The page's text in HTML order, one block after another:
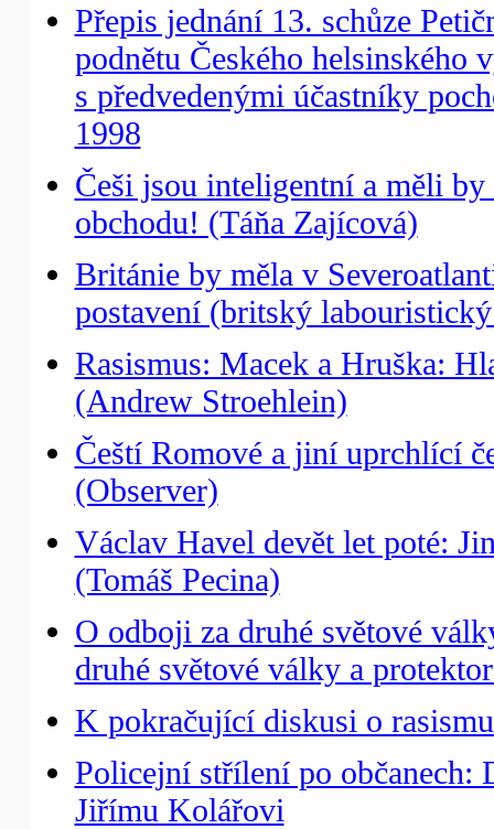
Přepis jednání 13. schůze
podnětu Českého helsinského
s předvedenými účastníky
1998
Češi jsou inteligentní a měli
obchodu! (Táňa Zajícová)
Británie by měla v
postavení (britský
Rasismus: Macek a Hruška:
(Andrew Stroehlein)
Čeští Romové a jiní uprchlící
(Observer)
Václav Havel devět let poté:
(Tomáš Pecina)
O odboji za druhé světové
druhé světové války a
K pokračující diskusi o
Policejní střílení po občanech:
Jiřímu Kolářovi